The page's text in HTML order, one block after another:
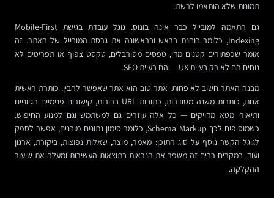
תמונות שלא הותאמו לרשת.
גם התאמה למובייל כבר אינה בונוס. גוגל עובדת בגישת Mobile-First
Indexing, כלומר בוחנת בראש ובראשונה את גרסת המובייל של האתר. זה
אומר שכפתורים קטנים מדי, טפסים מסורבלים, טקסט צפוף או תפריטים לא
נוחים הם לא רק בעיית UX — הם בעיית SEO.
מבנה האתר חשוב לא פחות. אתר טוב הוא אתר שאפשר להבין. כותרת ראשית
אחת, כותרות משנה מסודרות, כתובות URL ברורות, קישורים פנימיים הגיוניים
ותיאורי מטא מדויקים — כל אלה עוזרים גם למשתמש וגם למנוע החיפוש.
כשמוסיפים לכך Schema Markup, כלומר סימון נתונים מובנים, אפשר לספק
לגוגל הקשר נוסף על סוג התוכן: מאמר, מוצר, שאלות נפוצות, ביקורת, ארגון
ועוד. במקרים רבים זה משפר את הנראות בתוצאות העשירות ומעלה את שיעור
ההקלקה.